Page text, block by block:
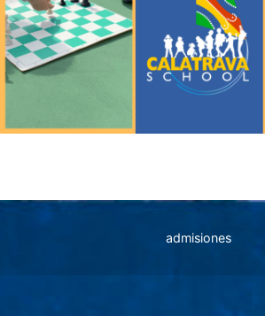
admisiones